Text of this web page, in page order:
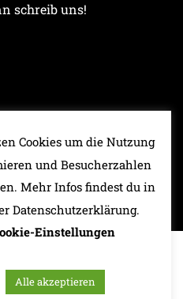
schreib uns!
HAFTUNGSAUSSCHLUSS
Cookies um die Nutzung
und Besucherzahlen
Mehr Infos findest du in
Datenschutzerklärung.
Einstellungen
Alle akzeptieren